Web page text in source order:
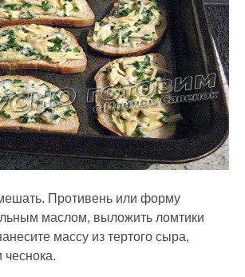
Противень или форму
маслом, выложить ломтики
массу из тертого сыра,
чеснока.